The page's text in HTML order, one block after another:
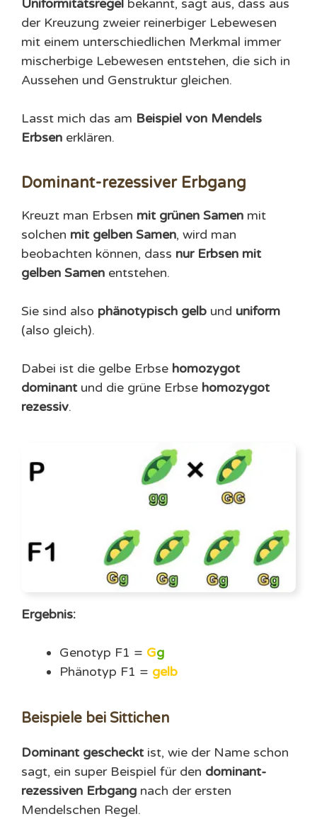
Uniformitätsregel bekannt, sagt aus, dass aus
der Kreuzung zweier reinerbiger Lebewesen
mit einem unterschiedlichen Merkmal immer
mischerbige Lebewesen entstehen, die sich in
Aussehen und Genstruktur gleichen.
Lasst mich das am Beispiel von Mendels
Erbsen erklären.
Dominant-rezessiver Erbgang
Kreuzt man Erbsen mit grünen Samen mit
solchen mit gelben Samen, wird man
beobachten können, dass nur Erbsen mit
gelben Samen entstehen.
Sie sind also phänotypisch gelb und uniform
(also gleich).
Dabei ist die gelbe Erbse homozygot
dominantund die grüne Erbse homozygot
rezessiv.
Ergebnis:
Genotyp F1 = Gg
Phänotyp F1 = gelb
Beispiele bei Sittichen
Dominant geschecktist, wie der Name schon
sagt, ein super Beispiel für den dominant-
rezessiven Erbgang nach der ersten
Mendelschen Regel.